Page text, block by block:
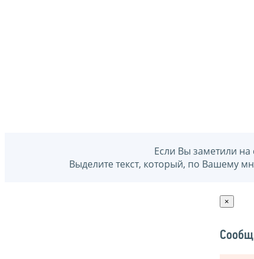
Если Вы заметили
Выделите текст, который, по Вашему
×